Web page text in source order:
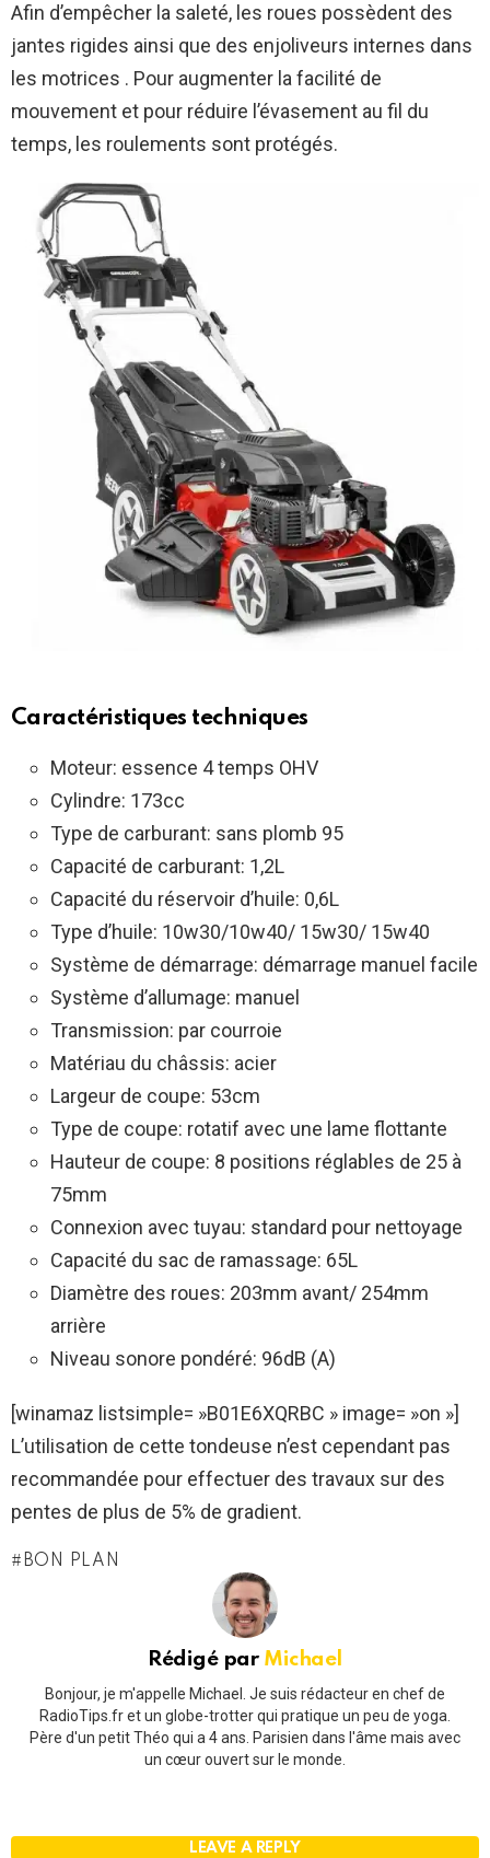
Afin d’empêcher la saleté, les roues possèdent des
jantes rigides ainsi que des enjoliveurs internes dans
les motrices . Pour augmenter la facilité de
mouvement et pour réduire l’évasement au fil du
temps, les roulements sont protégés.
Caractéristiques techniques
Moteur: essence 4 temps OHV
Cylindre: 173cc
Type de carburant: sans plomb 95
Capacité de carburant: 1,2L
Capacité du réservoir d’huile: 0,6L
Type d’huile: 10w30/10w40/ 15w30/ 15w40
Système de démarrage: démarrage manuel facile
Système d’allumage: manuel
Transmission: par courroie
Matériau du châssis: acier
Largeur de coupe: 53cm
Type de coupe: rotatif avec une lame flottante
Hauteur de coupe: 8 positions réglables de 25 à
75mm
Connexion avec tuyau: standard pour nettoyage
Capacité du sac de ramassage: 65L
Diamètre des roues: 203mm avant/ 254mm
arrière
Niveau sonore pondéré: 96dB (A)
[winamaz listsimple= »B01E6XQRBC » image= »on »]
L’utilisation de cette tondeuse n’est cependant pas
recommandée pour effectuer des travaux sur des
pentes de plus de 5% de gradient.
BON PLAN
Rédigé par Michael
Bonjour, je m'appelle Michael. Je suis rédacteur en chef de
RadioTips.fr et un globe-trotter qui pratique un peu de yoga.
Père d'un petit Théo qui a 4 ans. Parisien dans l'âme mais avec
un cœur ouvert sur le monde.
LEAVE A REPLY